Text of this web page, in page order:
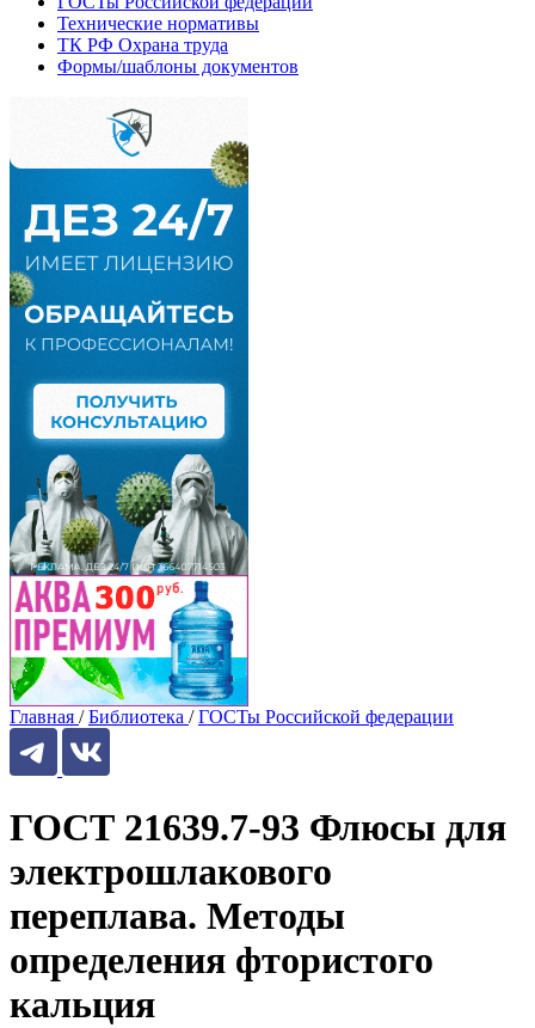
Технические нормативы
ТК РФ Охрана труда
Формы/шаблоны документов
Главная / Библиотека / ГОСТы Российской федерации
ГОСТ 21639.7-93 Флюсы для
электрошлакового
переплава. Методы
определения фтористого
кальция